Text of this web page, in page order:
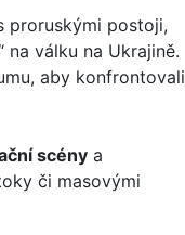
proruskými postoji,
válku na Ukrajině.
aby konfrontovali
scény a
či masovými